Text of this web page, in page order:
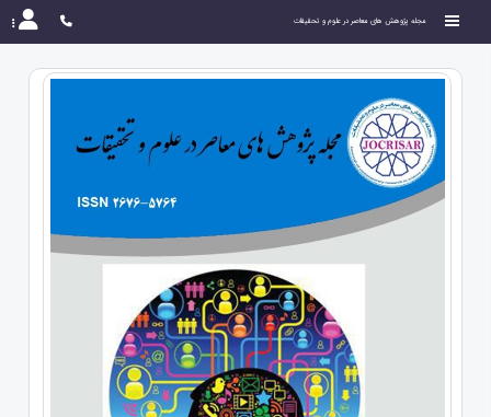
مجله پژوهش های معاصر در علوم و تحقیقات